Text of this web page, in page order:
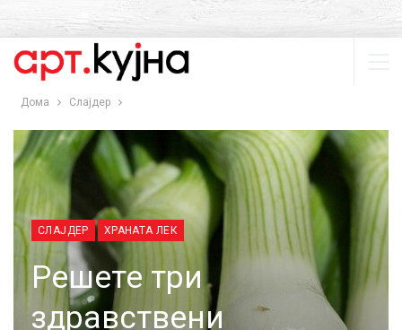
Дома Слајдер
СЛАЈДЕР ХРАНАТА ЛЕК
Решете три
здравствени